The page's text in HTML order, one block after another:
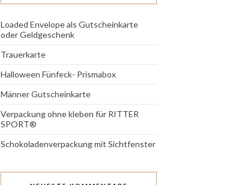
Loaded Envelope als Gutscheinkarte
oder Geldgeschenk
Trauerkarte
Halloween Fünfeck- Prismabox
Männer Gutscheinkarte
Verpackung ohne kleben für RITTER
SPORT®
Schokoladenverpackung mit Sichtfenster